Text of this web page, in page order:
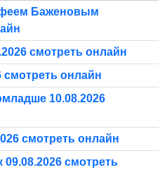
Баженовым
смотреть онлайн
смотреть онлайн
10.08.2026
смотреть онлайн
09.08.2026 смотреть